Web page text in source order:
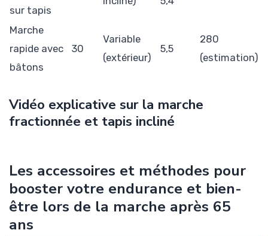
sur tapis
Marche
rapide avec
bâtons
30
Variable
(extérieur)
5,5
280
(estimation)
Vidéo explicative sur la marche
fractionnée et tapis incliné
Les accessoires et méthodes pour
booster votre endurance et bien-
être lors de la marche après 65
ans